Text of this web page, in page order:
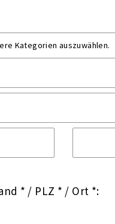
Kategorien auszuwählen.
* / PLZ * / Ort *: